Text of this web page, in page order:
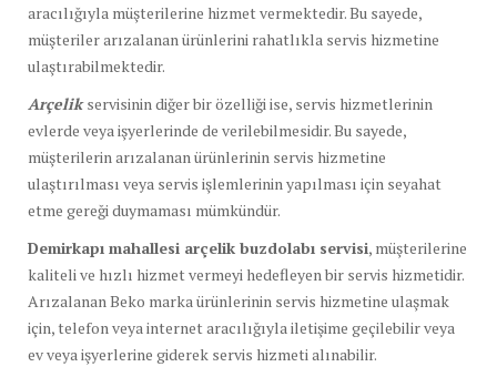
aracılığıyla müşterilerine hizmet vermektedir. Bu sayede,
müşteriler arızalanan ürünlerini rahatlıkla servis hizmetine
ulaştırabilmektedir.
Arçelikservisinin diğer bir özelliği ise, servis hizmetlerinin
evlerde veya işyerlerinde de verilebilmesidir. Bu sayede,
müşterilerin arızalanan ürünlerinin servis hizmetine
ulaştırılması veya servis işlemlerinin yapılması için seyahat
etme gereği duymaması mümkündür.
Demirkapı mahallesi arçelik buzdolabı servisi, müşterilerine
kaliteli ve hızlı hizmet vermeyi hedefleyen bir servis hizmetidir.
Arızalanan Beko marka ürünlerinin servis hizmetine ulaşmak
için, telefon veya internet aracılığıyla iletişime geçilebilir veya
ev veya işyerlerine giderek servis hizmeti alınabilir.